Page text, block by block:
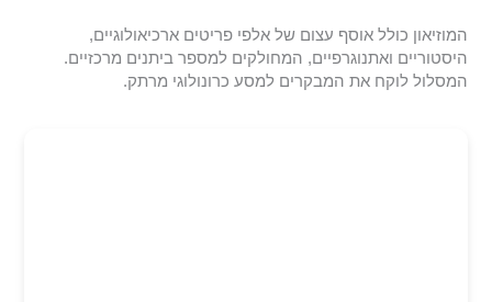
המוזיאון כולל אוסף עצום של אלפי פריטים ארכיאולוגיים,
היסטוריים ואתנוגרפיים, המחולקים למספר ביתנים מרכזיים.
המסלול לוקח את המבקרים למסע כרונולוגי מרתק.